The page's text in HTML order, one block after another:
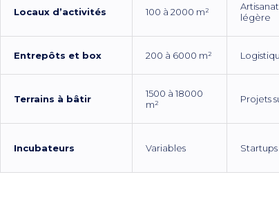
Locaux d’activités 100 à 2000 m²
légère
Entrepôts et box 200 à 6000 m²
Terrains à bâtir
1500 à 18000
m²
Projets
Incubateurs Variables